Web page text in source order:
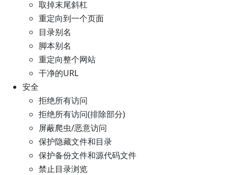
取掉末尾斜杠
重定向到一个页面
目录别名
脚本别名
重定向整个网站
干净的URL
安全
拒绝所有访问
拒绝所有访问(排除部分)
屏蔽爬虫/恶意访问
保护隐藏文件和目录
保护备份文件和源代码文件
禁止目录浏览